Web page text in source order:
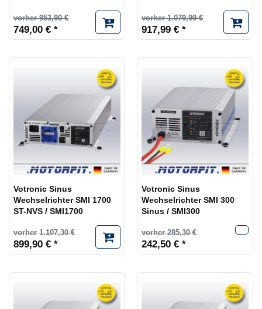
vorher 953,90 €
749,00 € *
vorher 1.079,99 €
917,99 € *
Votronic Sinus
Wechselrichter SMI 1700
ST-NVS / SMI1700
vorher 1.107,30 €
899,90 € *
Votronic Sinus
Wechselrichter SMI 300
Sinus / SMI300
vorher 285,30 €
242,50 € *